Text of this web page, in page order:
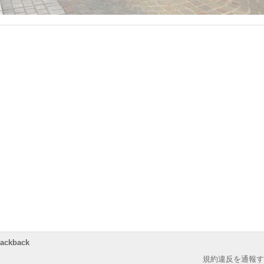
規約違反を通報